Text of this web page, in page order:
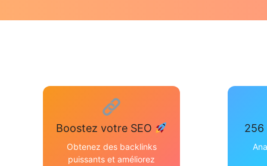
Boostez votre SEO
Obtenez des backlinks
puissants et améliorez
256